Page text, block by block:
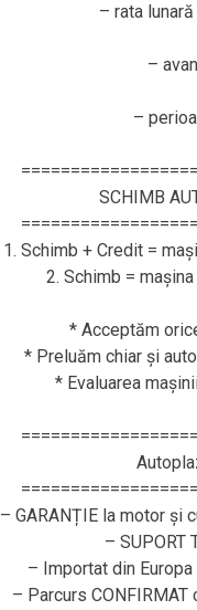
– rata
–
–
SCHIMB
1. Schimb + Credit =
2. Schimb =
* Acceptăm
* Preluăm chiar și
* Evaluarea
– GARANȚIE la motor și
– SUPORT
– Importat din
– Parcurs